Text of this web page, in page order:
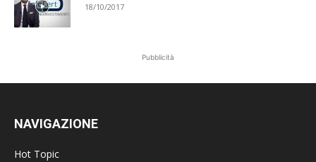
18/10/2017
Pubblicità
NAVIGAZIONE
Hot Topic